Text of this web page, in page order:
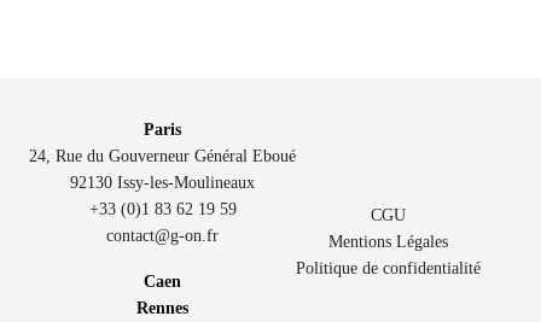
Paris
24, Rue du Gouverneur Général Eboué
92130 Issy-les-Moulineaux
+33 (0)1 83 62 19 59
contact@g-on.fr
Caen
Rennes
CGU
Mentions Légales
Politique de confidentialité